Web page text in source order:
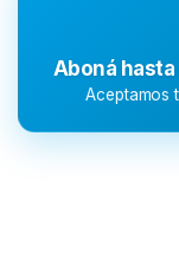
Aboná hasta
Aceptamos